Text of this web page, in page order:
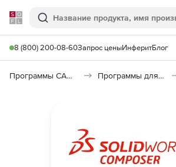
Softline
Поиск
8 (800) 200-08-60Запрос ценыИнферитБлог
Программы САПР и ГИС Программы для машиностроения